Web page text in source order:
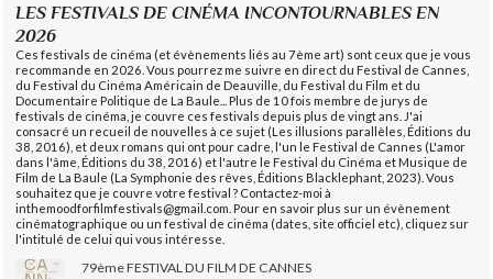
LES FESTIVALS DE CINÉMA INCONTOURNABLES EN
2026
Ces festivals de cinéma (et évènements liés au 7ème art) sont ceux que je vous
recommande en 2026. Vous pourrez me suivre en direct du Festival de Cannes,
du Festival du Cinéma Américain de Deauville, du Festival du Film et du
Documentaire Politique de La Baule... Plus de 10 fois membre de jurys de
festivals de cinéma, je couvre ces festivals depuis plus de vingt ans. J'ai
consacré un recueil de nouvelles à ce sujet (Les illusions parallèles, Éditions du
38, 2016), et deux romans qui ont pour cadre, l'un le Festival de Cannes (L'amor
dans l'âme, Éditions du 38, 2016) et l'autre le Festival du Cinéma et Musique de
Film de La Baule (La Symphonie des rêves, Éditions Blacklephant, 2023). Vous
souhaitez que je couvre votre festival ? Contactez-moi à
inthemoodforfilmfestivals@gmail.com. Pour en savoir plus sur un évènement
cinématographique ou un festival de cinéma (dates, site officiel etc), cliquez sur
l'intitulé de celui qui vous intéresse.
79ème FESTIVAL DU FILM DE CANNES